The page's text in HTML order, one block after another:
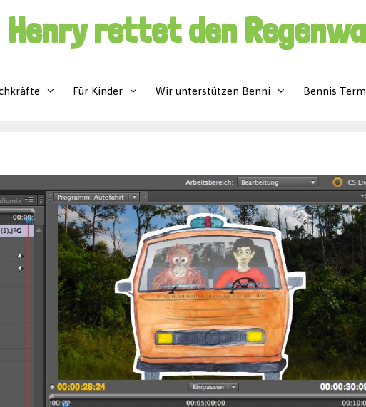
Henry rettet den
Für Kinder Wir unterstützen Benni Bennis